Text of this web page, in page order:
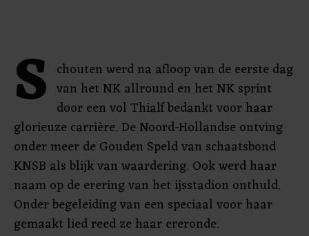
S chouten werd na afloop van de eerste dag
van het NK allround en het NK sprint
door een vol Thialf bedankt voor haar
glorieuze carrière. De Noord-Hollandse ontving
onder meer de Gouden Speld van schaatsbond
KNSB als blijk van waardering. Ook werd haar
naam op de erering van het ijsstadion onthuld.
Onder begeleiding van een speciaal voor haar
gemaakt lied reed ze haar ereronde.